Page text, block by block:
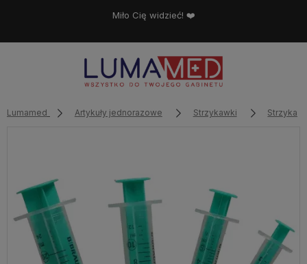
Miło Cię widzieć! ❤️
Lumamed Artykuły jednorazowe Strzykawki